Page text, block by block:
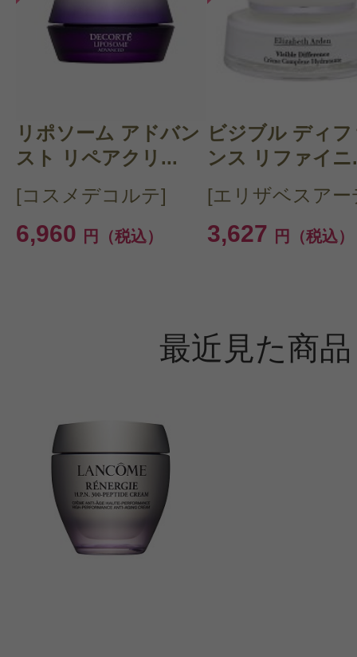
リポソーム アドバン
スト リペアクリ...
[コスメデコルテ]
6,960 円（税込）
ビジブル ディ
ンス リファイニ
[エリザベスアー
3,627 円（税込）
最近見た商品